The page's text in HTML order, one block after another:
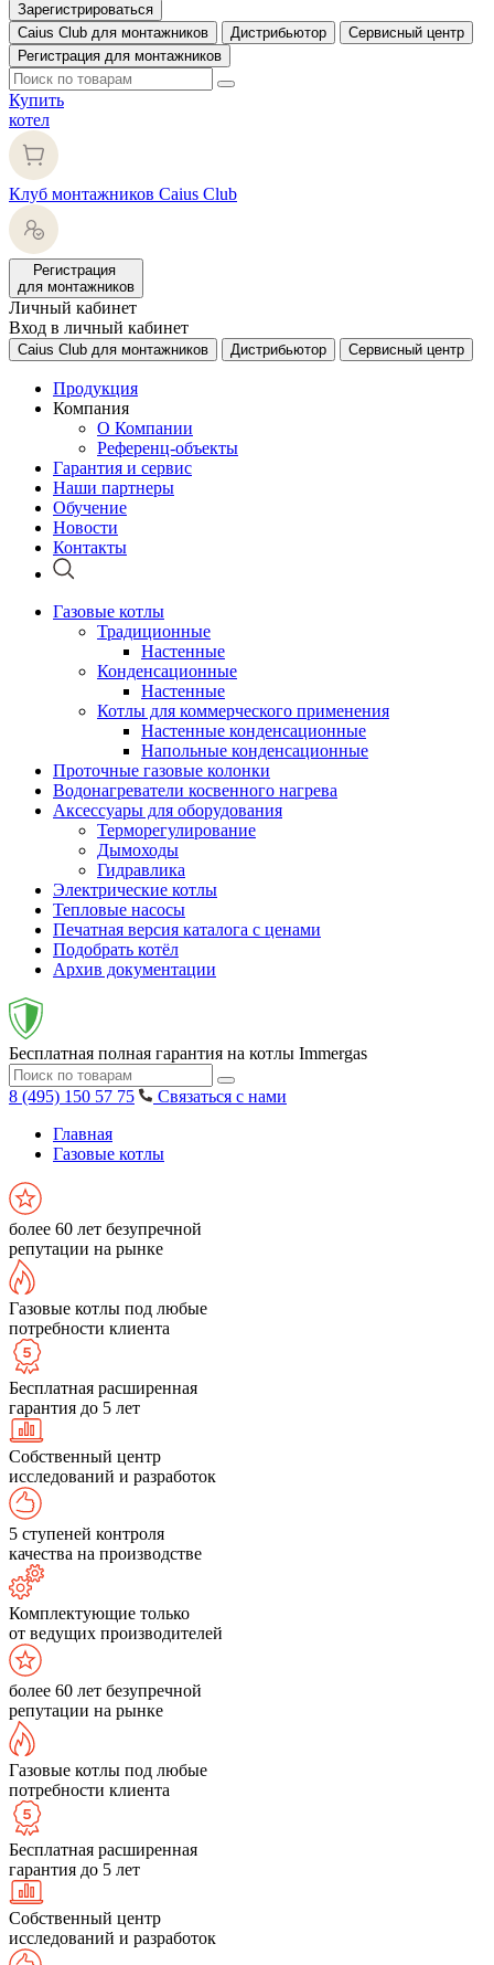
Зарегистрироваться
Caius Club для монтажников
Дистрибьютор
Сервисный центр
Регистрация для монтажников
Купить
котел
Клуб монтажников Caius Club
Регистрация
для монтажников
Личный кабинет
Вход в личный кабинет
Caius Club для монтажников Дистрибьютор Сервисный центр
Продукция
Компания
О Компании
Референц-объекты
Гарантия и сервис
Наши партнеры
Обучение
Новости
Контакты
Газовые котлы
Традиционные
Настенные
Конденсационные
Настенные
Котлы для коммерческого применения
Настенные конденсационные
Напольные конденсационные
Проточные газовые колонки
Водонагреватели косвенного нагрева
Аксессуары для оборудования
Терморегулирование
Дымоходы
Гидравлика
Электрические котлы
Тепловые насосы
Печатная версия каталога с ценами
Подобрать котёл
Архив документации
Бесплатная полная гарантия на котлы Immergas
8 (495) 150 57 75
Связаться с нами
Главная
Газовые котлы
более 60 лет безупречной
репутации на рынке
Газовые котлы под любые
потребности клиента
Бесплатная расширенная
гарантия до 5 лет
Собственный центр
исследований и разработок
5 ступеней контроля
качества на производстве
Комплектующие только
от ведущих производителей
более 60 лет безупречной
репутации на рынке
Газовые котлы под любые
потребности клиента
Бесплатная расширенная
гарантия до 5 лет
Собственный центр
исследований и разработок